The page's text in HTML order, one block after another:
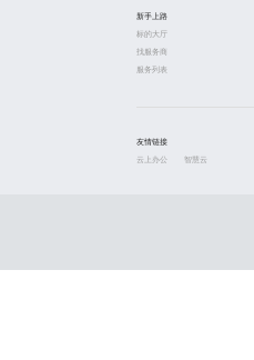
新手上路
标的大厅
找服务商
服务列表
友情链接
云上办公
智慧云